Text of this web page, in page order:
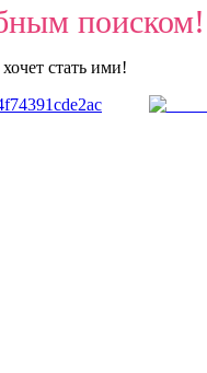
поиском!
стать ими!